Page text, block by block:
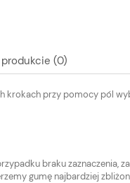
(0)
krokach przy pomocy pól
braku zaznaczenia,
gumę najbardziej